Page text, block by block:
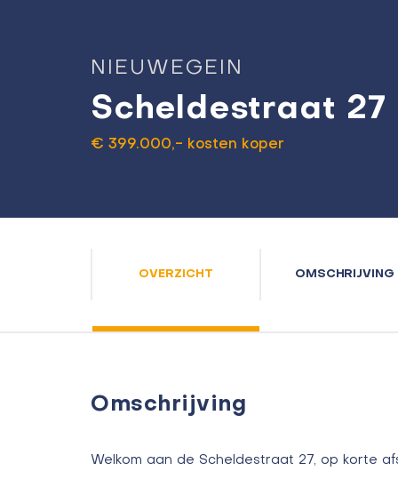
NIEUWEGEIN
Scheldestraat 27
€ 399.000,- kosten koper
OVERZICHT OMSCHRIJVING
Omschrijving
Welkom aan de Scheldestraat 27, op korte